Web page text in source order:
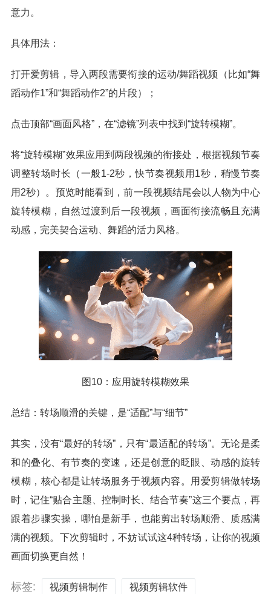
意力。
具体用法：
打开爱剪辑，导入两段需要衔接的运动/舞蹈视频（比如“舞
蹈动作1”和“舞蹈动作2”的片段）；
点击顶部“画面风格”，在“滤镜”列表中找到“旋转模糊”。
将“旋转模糊”效果应用到两段视频的衔接处，根据视频节奏
调整转场时长（一般1-2秒，快节奏视频用1秒，稍慢节奏
用2秒）。预览时能看到，前一段视频结尾会以人物为中心
旋转模糊，自然过渡到后一段视频，画面衔接流畅且充满
动感，完美契合运动、舞蹈的活力风格。
图10：应用旋转模糊效果
总结：转场顺滑的关键，是“适配”与“细节”
其实，没有“最好的转场”，只有“最适配的转场”。无论是柔
和的叠化、有节奏的变速，还是创意的眨眼、动感的旋转
模糊，核心都是让转场服务于视频内容。用爱剪辑做转场
时，记住“贴合主题、控制时长、结合节奏”这三个要点，再
跟着步骤实操，哪怕是新手，也能剪出转场顺滑、质感满
满的视频。下次剪辑时，不妨试试这4种转场，让你的视频
画面切换更自然！
标签: 视频剪辑制作 视频剪辑软件